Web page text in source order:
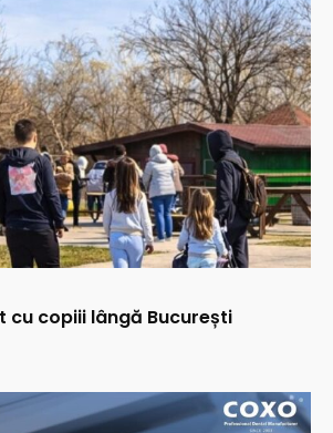
cu copiii lângă București